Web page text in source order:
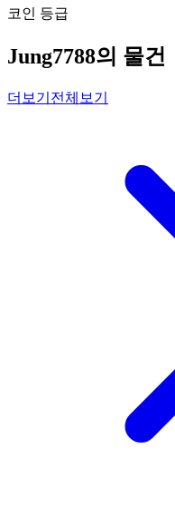
코인 등급
Jung7788의 물건
더보기 전체보기